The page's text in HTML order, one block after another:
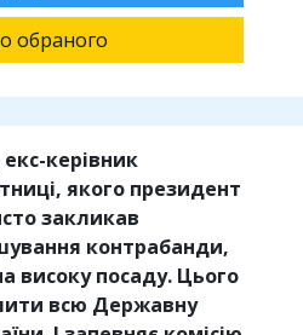
обраного
керівник
якого президент
закликав
контрабанди,
високу посаду. Цього
всю Державну